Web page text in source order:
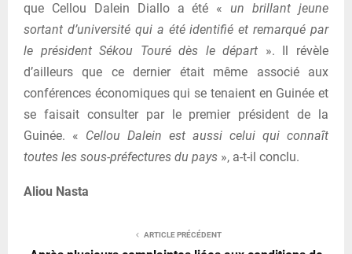
que Cellou Dalein Diallo a été « un brillant jeune
sortant d’université qui a été identifié et remarqué par
le président Sékou Touré dès le départ ». Il révèle
d’ailleurs que ce dernier était même associé aux
conférences économiques qui se tenaient en Guinée et
se faisait consulter par le premier président de la
Guinée. « Cellou Dalein est aussi celui qui connaît
toutes les sous-préfectures du pays », a-t-il conclu.
Aliou Nasta
ARTICLE PRÉCÉDENT